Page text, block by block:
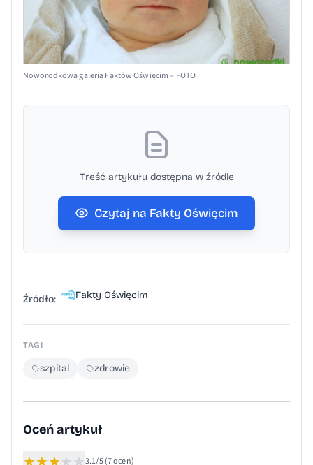
Noworodkowa galeria Faktów Oświęcim – FOTO
Treść artykułu dostępna w źródle
Czytaj na Fakty Oświęcim
Źródło: Fakty Oświęcim
TAGI
szpital zdrowie
Oceń artykuł
★★★★ ★3.1/5(7 ocen)